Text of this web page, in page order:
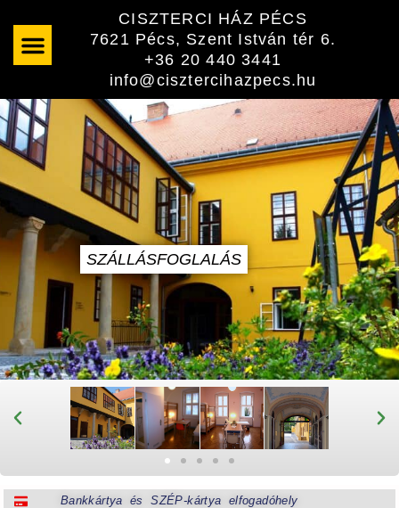
content
CISZTERCI HÁZ PÉCS
7621 Pécs, Szent István tér 6.
+36 20 440 3441
info@cisztercihazpecs.hu
SZÁLLÁSFOGLALÁS
Bankkártya és SZÉP-kártya elfogadóhely